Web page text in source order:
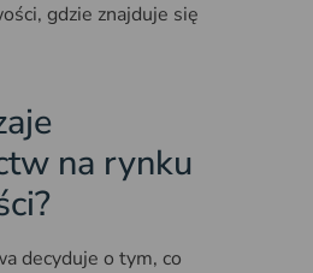
gdzie znajduje się
na rynku
decyduje o tym, co